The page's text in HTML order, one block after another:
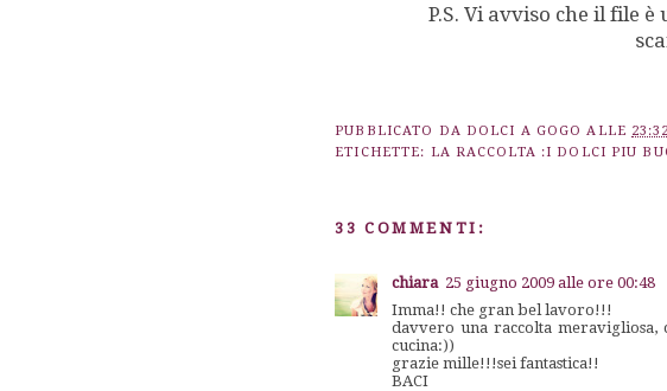
P.S. Vi avviso che il file
PUBBLICATO DA DOLCI A GOGO ALLE 23:32
ETICHETTE: LA RACCOLTA :I DOLCI PIU
33 COMMENTI:
chiara 25 giugno 2009 alle ore 00:48
Imma!! che gran bel lavoro!!!
davvero una raccolta
cucina:))
grazie mille!!!sei fantastica!!
BACI